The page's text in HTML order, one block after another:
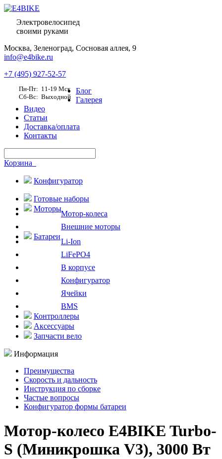
Электровелосипед
своими руками
Москва, Зеленоград, Сосновая аллея, 9
info@e4bike.ru
+7 (495) 927-52-57
Пн-Пт: 11-19 Мск
Сб-Вс: Выходной
Блог
Галерея
Видео
Статьи
Доставка/оплата
Контакты
Корзина
Конфигуратор
Готовые наборы
Моторы
Мотор-колеса
Внешние моторы
Батареи
Li-Ion
LiFePO4
В корпусе
Конфигуратор
Ячейки
BMS
Контроллеры
Аксессуары
Запчасти вело
Информация
Преимущества
Скорость и дальность
Инструкция по сборке
Частые вопросы
Конфигуратор формы батареи
Мотор-колесо E4BIKE Turbo-
S (Миникрошка V3), 3000 Вт